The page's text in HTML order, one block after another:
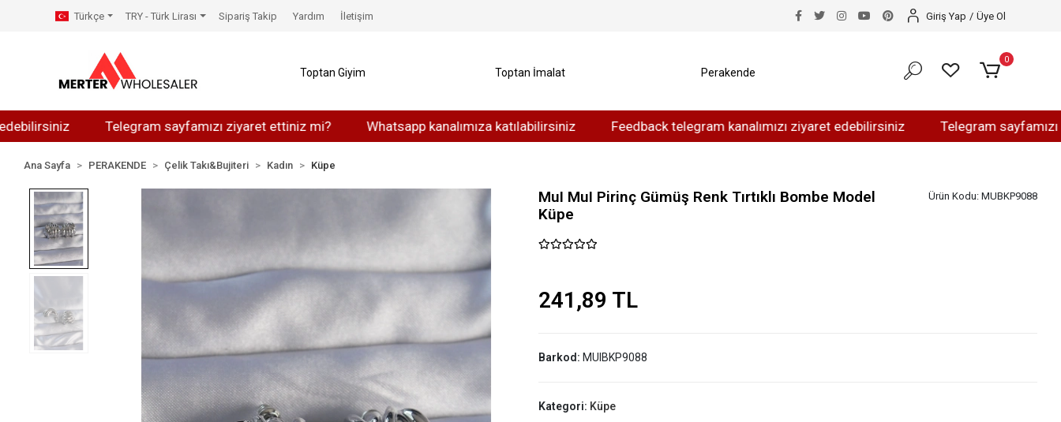
Telegram sayfamızı ziyaret ettiniz mi? Whatsapp kanalımıza katılabilirsiniz Feedback telegram kanalımızı ziyaret edebilirsiniz Telegram sayfamızı
Türkçe TRY - Türk Lirası Sipariş Takip Yardım İletişim Giriş Yap / Üye Ol
Toptan Giyim Toptan İmalat Perakende
0
Ana Sayfa PERAKENDE Çelik Takı&Bujiteri Kadın Küpe
MuI MuI Pirinç Gümüş Renk Tırtıklı Bombe Model
Küpe
Ürün Kodu: MUBKP9088
241,89 TL
Barkod: MUIBKP9088
Kategori: Küpe